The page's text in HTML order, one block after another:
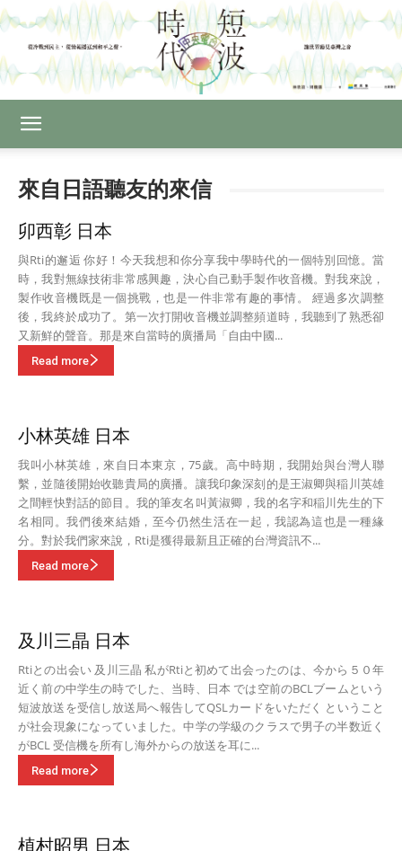
來自日語聽友的來信
卯西彰 日本
與Rti的邂逅 你好！今天我想和你分享我中學時代的一個特別回憶。當
時，我對無線技術非常感興趣，決心自己動手製作收音機。對我來說，
製作收音機既是一個挑戰，也是一件非常有趣的事情。 經過多次調整
後，我終於成功了。第一次打開收音機並調整頻道時，我聽到了熟悉卻
又新鮮的聲音。那是來自當時的廣播局「自由中國...
Read more
小林英雄 日本
我叫小林英雄，來自日本東京，75歲。高中時期，我開始與台灣人聯
繫，並隨後開始收聽貴局的廣播。讓我印象深刻的是王淑卿與稲川英雄
之間輕快對話的節目。我的筆友名叫黃淑卿，我的名字和稲川先生的下
名相同。我們後來結婚，至今仍然生活在一起，我認為這也是一種緣
分。對於我們家來說，Rti是獲得最新且正確的台灣資訊不...
Read more
及川三晶 日本
Rtiとの出会い 及川三晶 私がRtiと初めて出会ったのは、今から５０年
近く前の中学生の時でした、当時、日本 では空前のBCLブームという
短波放送を受信し放送局へ報告してQSLカードをいただく ということ
が社会現象になっていました。中学の学級のクラスで男子の半数近く
がBCL 受信機を所有し海外からの放送を耳に...
Read more
植村昭男 日本